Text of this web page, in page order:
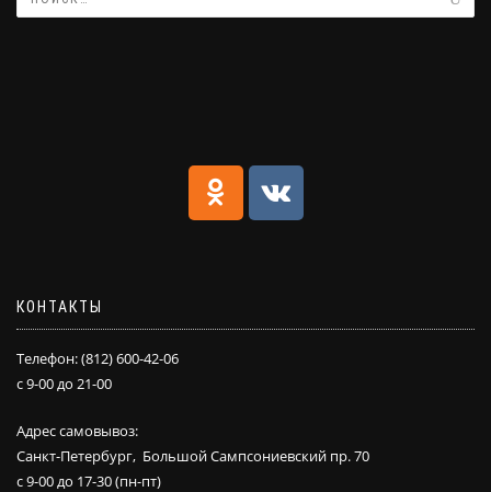
КОНТАКТЫ
Телефон: (812) 600-42-06
с 9-00 до 21-00
Адрес самовывоз:
Санкт-Петербург, Большой Сампсониевский пр. 70
с 9-00 до 17-30 (пн-пт)